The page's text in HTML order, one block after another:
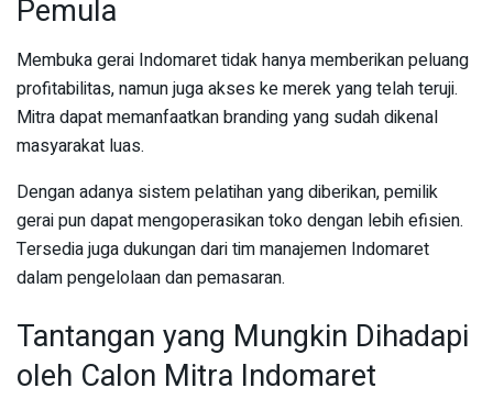
Pemula
Membuka gerai Indomaret tidak hanya memberikan peluang
profitabilitas, namun juga akses ke merek yang telah teruji.
Mitra dapat memanfaatkan branding yang sudah dikenal
masyarakat luas.
Dengan adanya sistem pelatihan yang diberikan, pemilik
gerai pun dapat mengoperasikan toko dengan lebih efisien.
Tersedia juga dukungan dari tim manajemen Indomaret
dalam pengelolaan dan pemasaran.
Tantangan yang Mungkin Dihadapi
oleh Calon Mitra Indomaret